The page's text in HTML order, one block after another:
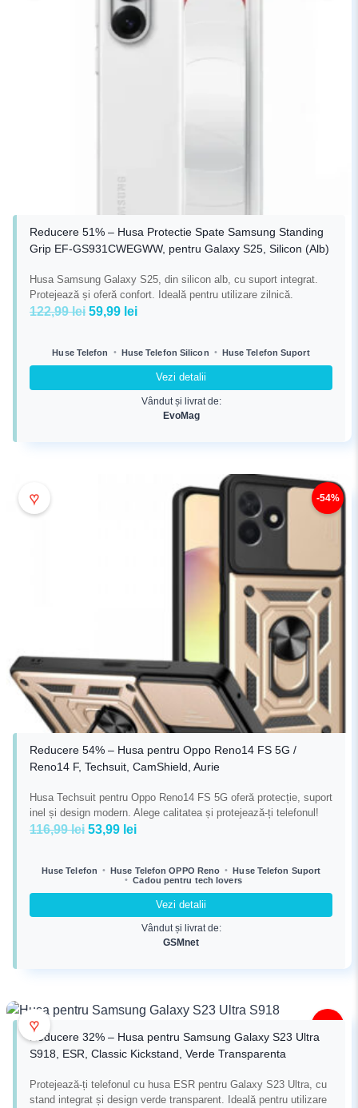
Reducere 51% – Husa Protectie Spate Samsung Standing
Grip EF-GS931CWEGWW, pentru Galaxy S25, Silicon (Alb)
Husa Samsung Galaxy S25, din silicon alb, cu suport integrat.
Protejează și oferă confort. Ideală pentru utilizare zilnică.
122,99lei Prețul
a
fost:
122,99 lei.
59,99 leiPrețul
este:
59,99 lei.
Huse Telefon • Huse Telefon Silicon • Huse Telefon Suport
Vezi detalii
Vândut și livrat de:
EvoMag
♥ -54%
Reducere 54% – Husa pentru Oppo Reno14 FS 5G /
Reno14 F, Techsuit, CamShield, Aurie
Husa Techsuit pentru Oppo Reno14 FS 5G oferă protecție, suport
inel și design modern. Alege calitatea și protejează-ți telefonul!
116,99lei Prețul
a
53,99 leiPrețul
este:
53,99 lei.
Huse Telefon • Huse Telefon OPPO Reno • Huse Telefon Suport
• Cadou pentru tech lovers
Vezi detalii
Vândut și livrat de:
GSMnet
♥
Reducere 32% – Husa pentru Samsung Galaxy S23 Ultra
S918, ESR, Classic Kickstand, Verde Transparenta
Protejează-ți telefonul cu husa ESR pentru Galaxy S23 Ultra, cu
stand integrat și design verde transparent. Ideală pentru utilizare